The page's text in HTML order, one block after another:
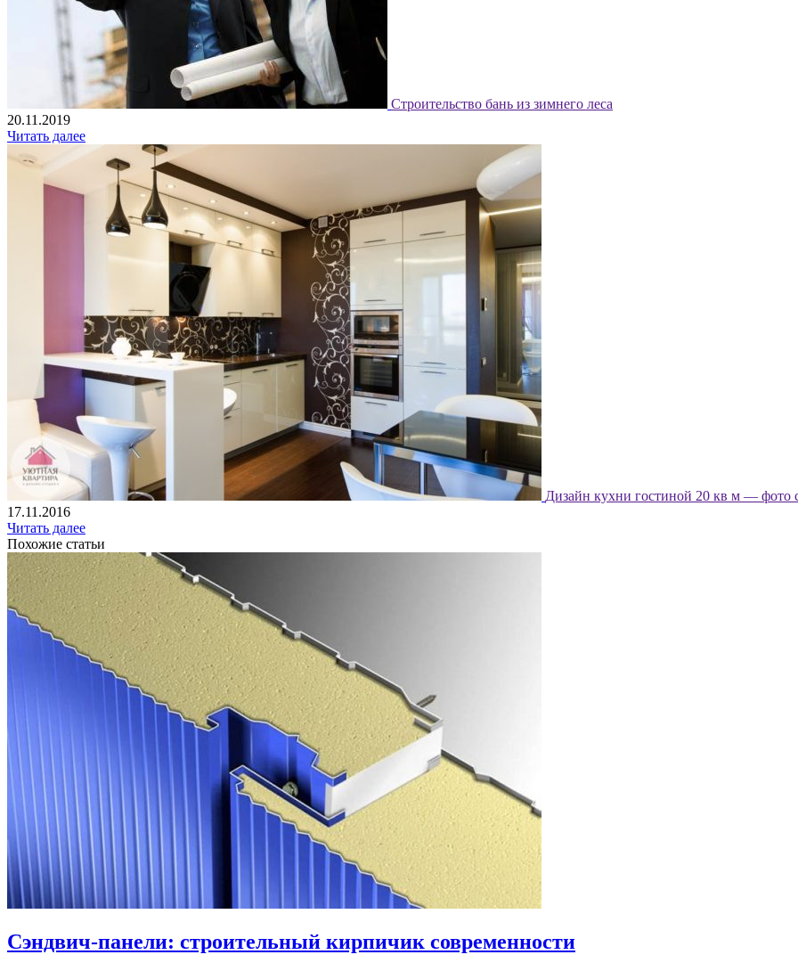
Строительство бань из зимнего леса
20.11.2019
Читать далее
Дизайн кухни гостиной 20 кв м — фото
17.11.2016
Читать далее
Похожие статьи
Сэндвич-панели: строительный кирпичик современности